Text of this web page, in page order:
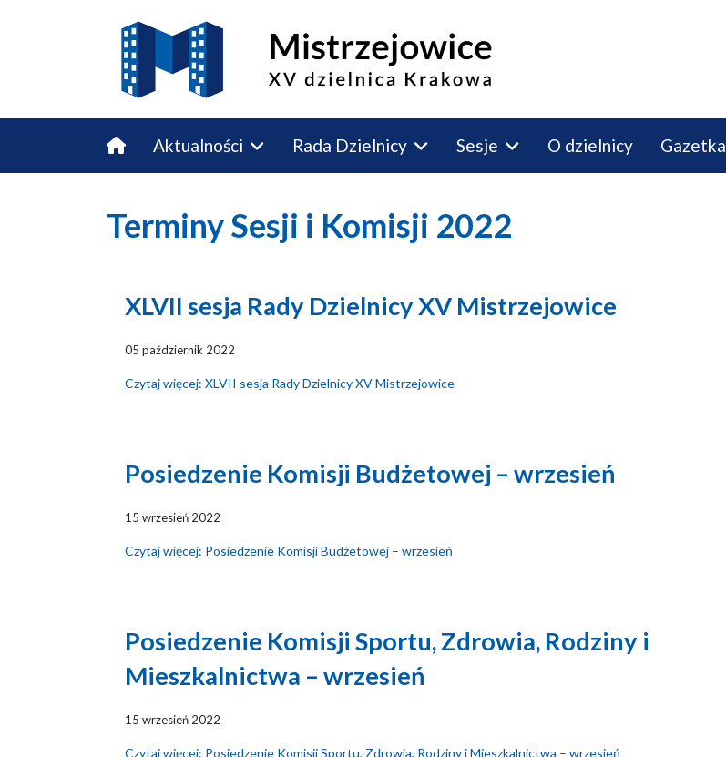
Aktualności Rada Dzielnicy Sesje O dzielnicy Gazetka
Terminy Sesji i Komisji 2022
XLVII sesja Rady Dzielnicy XV Mistrzejowice
05 październik 2022
Czytaj więcej: XLVII sesja Rady Dzielnicy XV Mistrzejowice
Posiedzenie Komisji Budżetowej – wrzesień
15 wrzesień 2022
Czytaj więcej: Posiedzenie Komisji Budżetowej – wrzesień
Posiedzenie Komisji Sportu, Zdrowia, Rodziny i
Mieszkalnictwa – wrzesień
15 wrzesień 2022
Czytaj więcej: Posiedzenie Komisji Sportu, Zdrowia, Rodziny i Mieszkalnictwa – wrzesień